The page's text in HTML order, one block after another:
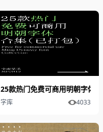
25款热门免费可商用明朝字体
字库 4033